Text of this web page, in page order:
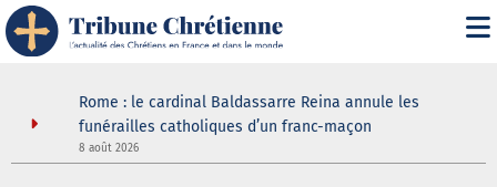
Rome : le cardinal Baldassarre Reina annule les
funérailles catholiques d’un franc-maçon
8 août 2026